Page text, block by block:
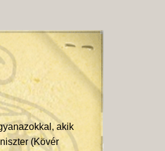
akik
(Kövér